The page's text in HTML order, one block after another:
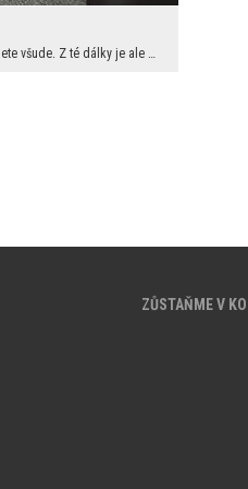
Rostou divoce, takže je najdete všude. Z té dálky je ale asi nikdo nesleduje. Tady vidíte, že pam...
ZŮSTAŇME V